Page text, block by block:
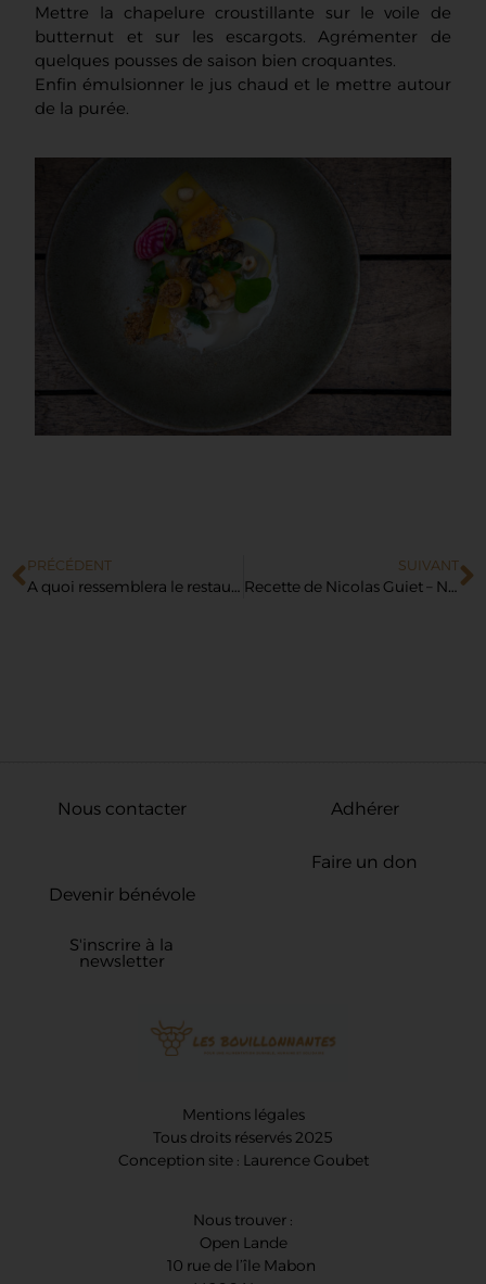
Mettre la chapelure croustillante sur le voile de
butternut et sur les escargots. Agrémenter de
quelques pousses de saison bien croquantes.
Enfin émulsionner le jus chaud et le mettre autour
de la purée.
PRÉCÉDENT
A quoi ressemblera le restaurant en 2020 ?
SUIVANT
Recette de Nicolas Guiet – Noix de Saint-Jacques Croustillantes
Nous contacter Adhérer
Devenir bénévole
Faire un don
S'inscrire à la
newsletter
Mentions légales
Tous droits réservés 2025
Conception site : Laurence Goubet
Nous trouver :
Open Lande
10 rue de l’île Mabon